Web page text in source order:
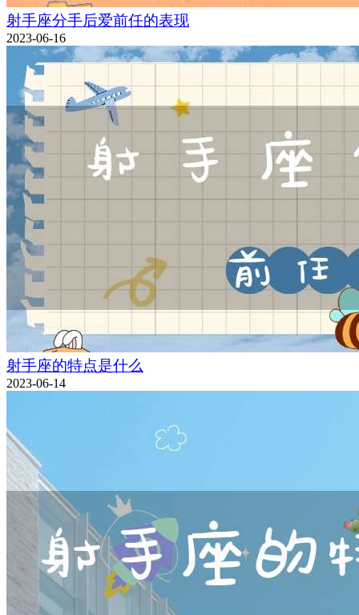
射手座分手后爱前任的表现
2023-06-16
射手座的特点是什么
2023-06-14